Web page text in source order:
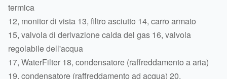
termica
12, monitor di vista 13, filtro asciutto 14, carro armato
15, valvola di derivazione calda del gas 16, valvola
regolabile dell'acqua
17, WaterFilter 18, condensatore (raffreddamento a aria)
19, condensatore (raffreddamento ad acqua) 20,